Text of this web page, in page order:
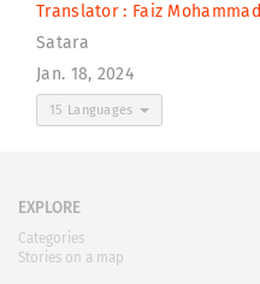
Translator : Faiz Mohammad
Satara
Jan. 18, 2024
15 Languages
EXPLORE
Categories
Stories on a map